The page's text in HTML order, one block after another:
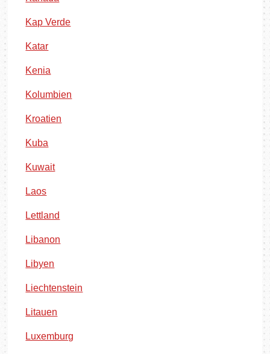
Kap Verde
Katar
Kenia
Kolumbien
Kroatien
Kuba
Kuwait
Laos
Lettland
Libanon
Libyen
Liechtenstein
Litauen
Luxemburg